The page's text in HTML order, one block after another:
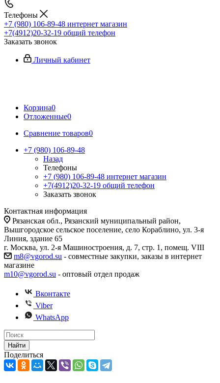
Телефоны
+7 (980) 106-89-48 интернет магазин
+7(4912)20-32-19 общий телефон
Заказать звонок
Личный кабинет
Корзина0
Отложенные0
Сравнение товаров0
+7 (980) 106-89-48
Назад
Телефоны
+7 (980) 106-89-48 интернет магазин
+7(4912)20-32-19 общий телефон
Заказать звонок
Контактная информация
Рязанская обл., Рязанский муниципальный район,
Вышгородское сельское поселение, село Кораблино, ул. 3-я
Линия, здание 65
г. Москва, ул. 2-я Машиностроения, д. 7, стр. 1, помещ. VIII
m8@vgorod.su - совместные закупки, заказы в интернет
магазине
m10@vgorod.su - оптовый отдел продаж
Вконтакте
Viber
WhatsApp
Найти
Поделиться